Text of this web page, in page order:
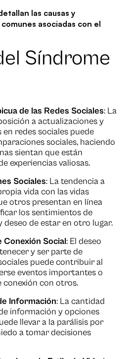
las causas y
asociadas con el
Síndrome
de las Redes Sociales: La
a actualizaciones y
redes sociales puede
sociales, haciendo
sientan que están
experiencias valiosas.
Sociales: La tendencia a
vida con las vidas
otros presentan en línea
los sentimientos de
deseo de estar en otro lugar.
Conexión Social: El deseo
y ser parte de
puede contribuir al
eventos importantes o
conexión con otros.
Información: La cantidad
información y opciones
llevar a la parálisis por
a tomar decisiones